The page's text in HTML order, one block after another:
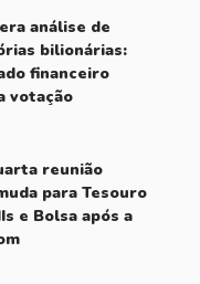
análise de
bilionárias:
financeiro
votação
reunião
para Tesouro
e Bolsa após a